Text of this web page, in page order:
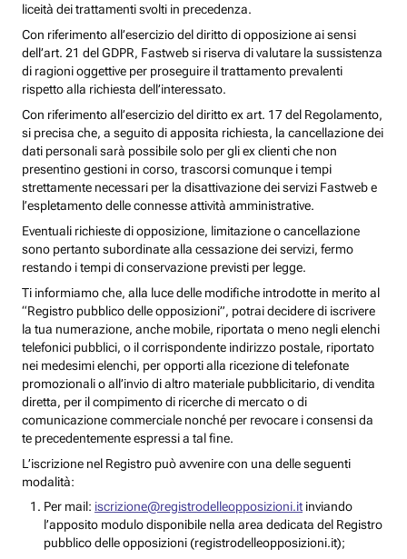
liceità dei trattamenti svolti in precedenza.
Con riferimento all’esercizio del diritto di opposizione ai sensi
dell’art. 21 del GDPR, Fastweb si riserva di valutare la sussistenza
di ragioni oggettive per proseguire il trattamento prevalenti
rispetto alla richiesta dell’interessato.
Con riferimento all’esercizio del diritto ex art. 17 del Regolamento,
si precisa che, a seguito di apposita richiesta, la cancellazione dei
dati personali sarà possibile solo per gli ex clienti che non
presentino gestioni in corso, trascorsi comunque i tempi
strettamente necessari per la disattivazione dei servizi Fastweb e
l’espletamento delle connesse attività amministrative.
Eventuali richieste di opposizione, limitazione o cancellazione
sono pertanto subordinate alla cessazione dei servizi, fermo
restando i tempi di conservazione previsti per legge.
Ti informiamo che, alla luce delle modifiche introdotte in merito al
“Registro pubblico delle opposizioni”, potrai decidere di iscrivere
la tua numerazione, anche mobile, riportata o meno negli elenchi
telefonici pubblici, o il corrispondente indirizzo postale, riportato
nei medesimi elenchi, per opporti alla ricezione di telefonate
promozionali o all’invio di altro materiale pubblicitario, di vendita
diretta, per il compimento di ricerche di mercato o di
comunicazione commerciale nonché per revocare i consensi da
te precedentemente espressi a tal fine.
L’iscrizione nel Registro può avvenire con una delle seguenti
modalità:
Per mail: iscrizione@registrodelleopposizioni.it inviando
l’apposito modulo disponibile nella area dedicata del Registro
pubblico delle opposizioni (registrodelleopposizioni.it);